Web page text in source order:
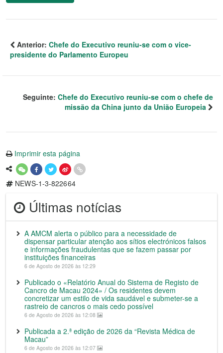
Anterior: Chefe do Executivo reuniu-se com o vice-
presidente do Parlamento Europeu
Seguinte: Chefe do Executivo reuniu-se com o chefe de
missão da China junto da União Europeia
Imprimir esta página
NEWS-1-3-822664
Últimas notícias
A AMCM alerta o público para a necessidade de
dispensar particular atenção aos sítios electrónicos falsos
e informações fraudulentas que se fazem passar por
instituições financeiras
6 de Agosto de 2026 às 12:29
Publicado o «Relatório Anual do Sistema de Registo de
Cancro de Macau 2024» / Os residentes devem
concretizar um estilo de vida saudável e submeter-se a
rastreio de cancros o mais cedo possível
6 de Agosto de 2026 às 12:08
Publicada a 2.ª edição de 2026 da “Revista Médica de
Macau”
6 de Agosto de 2026 às 12:07